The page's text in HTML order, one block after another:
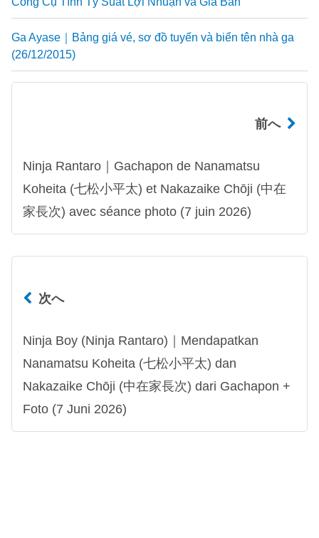
Ga Ayase｜Bảng giá vé, sơ đồ tuyến và biển tên nhà ga
(26/12/2015)
前へ
Ninja Rantaro｜Gachapon de Nanamatsu
Koheita (七松小平太) et Nakazaike Chōji (中在
家長次) avec séance photo (7 juin 2026)
次へ
Ninja Boy (Ninja Rantaro)｜Mendapatkan
Nanamatsu Koheita (七松小平太) dan
Nakazaike Chōji (中在家長次) dari Gachapon +
Foto (7 Juni 2026)